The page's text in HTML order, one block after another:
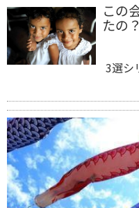
この
たの
3選シ